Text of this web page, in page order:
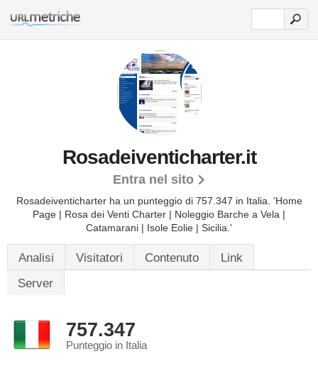
Rosadeiventicharter.it
Entra nel sito
Rosadeiventicharter ha un punteggio di 757.347 in Italia. 'Home
Page | Rosa dei Venti Charter | Noleggio Barche a Vela |
Catamarani | Isole Eolie | Sicilia.'
Analisi Visitatori Contenuto
Link
Server
757.347
Punteggio in Italia